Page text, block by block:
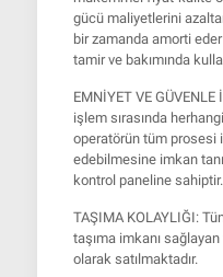
gücü maliyetlerini
bir zamanda amorti
tamir ve bakımında
EMNİYET VE GÜVENLE
işlem sırasında
operatörün tüm prosesi
edebilmesine imkan
kontrol paneline sahiptir.
TAŞIMA KOLAYLIĞI:
taşıma imkanı
olarak satılmaktadır.